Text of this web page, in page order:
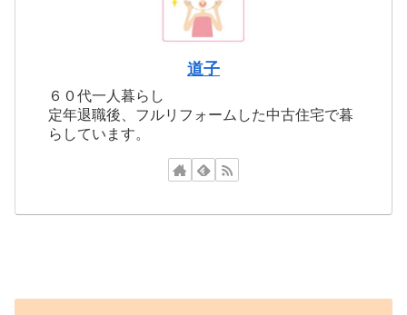
道子
６０代一人暮らし
定年退職後、フルリフォームした中古住宅で暮
らしています。